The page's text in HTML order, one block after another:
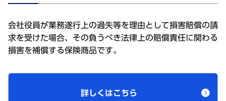
会社役員が業務遂行上の過失等を理由として損害賠償の請
求を受けた場合、その負うべき法律上の賠償責任に関わる
損害を補償する保険商品です。
詳しくはこちら